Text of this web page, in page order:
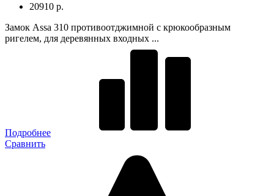
20910 р.
Замок Assa 310 противоотджимной с крюкообразным
ригелем, для деревянных входных ...
Подробнее
Сравнить